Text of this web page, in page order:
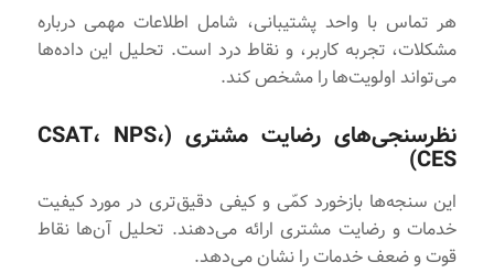
هر تماس با واحد پشتیبانی، شامل اطلاعات مهمی درباره
مشکلات، تجربه کاربر، و نقاط درد است. تحلیل این داده‌ها
می‌تواند اولویت‌ها را مشخص کند.
نظرسنجی‌های رضایت مشتری (CSAT، NPS،
CES)
این سنجه‌ها بازخورد کمّی و کیفی دقیق‌تری در مورد کیفیت
خدمات و رضایت مشتری ارائه می‌دهند. تحلیل آن‌ها نقاط
قوت و ضعف خدمات را نشان می‌دهد.